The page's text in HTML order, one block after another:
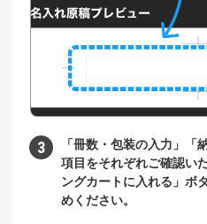
「冊数・包装の入力」「
項目をそれぞれご確認い
ングカートに入れる」ボ
めください。